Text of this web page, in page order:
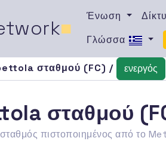
■
Ένωση
Γλώσσα
σταθμού (FC) / ενεργός
σταθμού
πιστοποιημένος από το